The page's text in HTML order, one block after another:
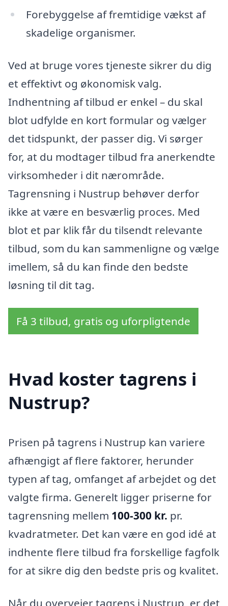
Forebyggelse af fremtidige vækst af
skadelige organismer.
Ved at bruge vores tjeneste sikrer du dig
et effektivt og økonomisk valg.
Indhentning af tilbud er enkel – du skal
blot udfylde en kort formular og vælger
det tidspunkt, der passer dig. Vi sørger
for, at du modtager tilbud fra anerkendte
virksomheder i dit nærområde.
Tagrensning i Nustrup behøver derfor
ikke at være en besværlig proces. Med
blot et par klik får du tilsendt relevante
tilbud, som du kan sammenligne og vælge
imellem, så du kan finde den bedste
løsning til dit tag.
Få 3 tilbud, gratis og uforpligtende
Hvad koster tagrens i
Nustrup?
Prisen på tagrens i Nustrup kan variere
afhængigt af flere faktorer, herunder
typen af tag, omfanget af arbejdet og det
valgte firma. Generelt ligger priserne for
tagrensning mellem 100-300 kr. pr.
kvadratmeter. Det kan være en god idé at
indhente flere tilbud fra forskellige fagfolk
for at sikre dig den bedste pris og kvalitet.
Når du overvejer tagrens i Nustrup, er det